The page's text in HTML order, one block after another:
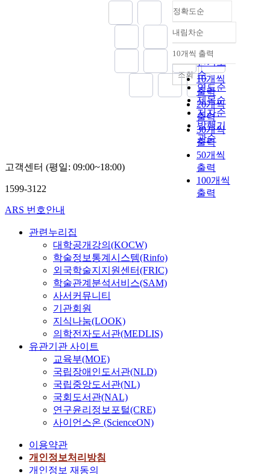
정확도순
정확도
순
인기도
순
연도순
제목순
저자순
발행기
관순
내림차순
내림차순
10개씩 출력
10개씩
출력
20개씩
출력
30개씩
출력
50개씩
출력
100개씩
출력
조회
고객센터 (평일: 09:00~18:00)
1599-3122
ARS 번호안내
관련누리집
대학공개강의(KOCW)
학술정보통계시스템(Rinfo)
외국학술지지원센터(FRIC)
학술관계분석서비스(SAM)
사서커뮤니티
기관회원
지식나눔(LOOK)
의학전자도서관(MEDLIS)
유관기관 사이트
교육부(MOE)
국립장애인도서관(NLD)
국립중앙도서관(NL)
국회도서관(NAL)
연구윤리정보포털(CRE)
사이언스온 (ScienceON)
이용약관
개인정보처리방침
개인정보 재동의